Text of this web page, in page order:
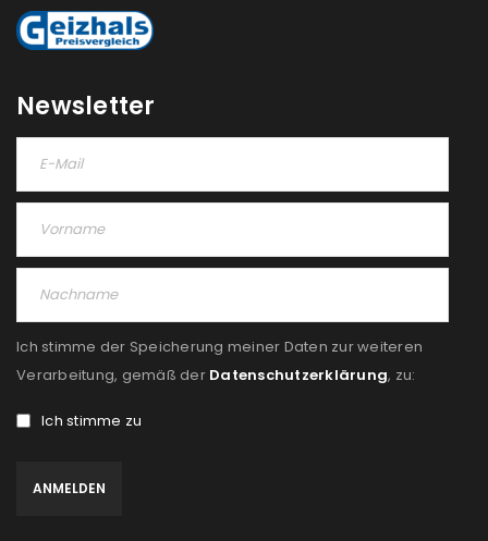
Newsletter
Ich stimme der Speicherung meiner Daten zur weiteren
Verarbeitung, gemäß der Datenschutzerklärung, zu:
Ich stimme zu